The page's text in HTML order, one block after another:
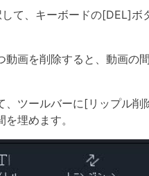
て、キーボードの[DEL]ボ
動画を削除すると、動画の
、ツールバーに[リップル
埋めます。